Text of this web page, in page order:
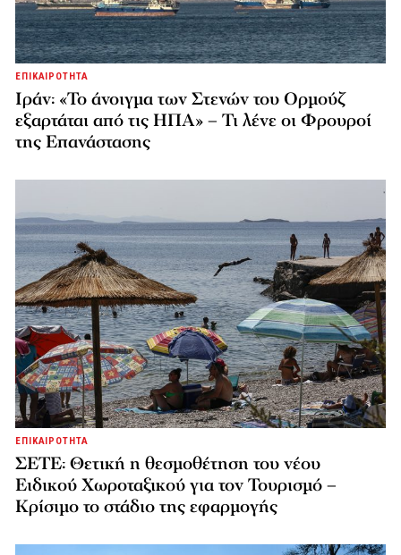
ΕΠΙΚΑΙΡΟΤΗΤΑ
Ιράν: «Το άνοιγμα των Στενών του Ορμούζ
εξαρτάται από τις ΗΠΑ» – Τι λένε οι Φρουροί
της Επανάστασης
ΕΠΙΚΑΙΡΟΤΗΤΑ
ΣΕΤΕ: Θετική η θεσμοθέτηση του νέου
Ειδικού Χωροταξικού για τον Τουρισμό –
Κρίσιμο το στάδιο της εφαρμογής